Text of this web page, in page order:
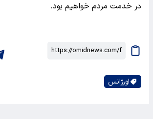
در خدمت مردم خواهیم بود.
اورژانس